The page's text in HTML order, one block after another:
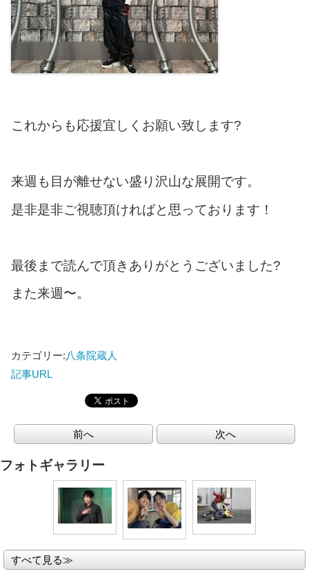
これからも応援宜しくお願い致します?
来週も目が離せない盛り沢山な展開です。
是非是非ご視聴頂ければと思っております！
最後まで読んで頂きありがとうございました?
また来週〜。
カテゴリー:八条院蔵人
記事URL
前へ 次へ
フォトギャラリー
すべて見る≫